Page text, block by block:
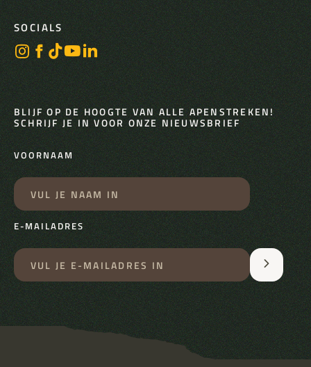
SOCIALS
BLIJF OP DE HOOGTE VAN ALLE APENSTREKEN!
SCHRIJF JE IN VOOR ONZE NIEUWSBRIEF
VOORNAAM
E-MAILADRES